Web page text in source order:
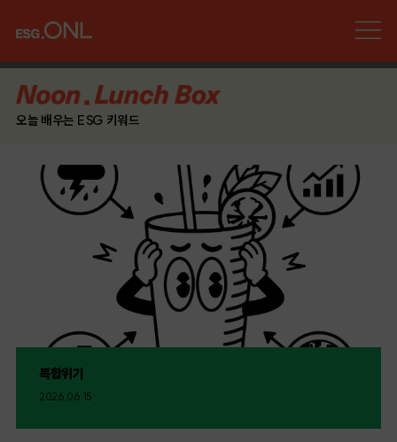
오늘 배우는 ESG 키워드
복합위기
2026.06.15